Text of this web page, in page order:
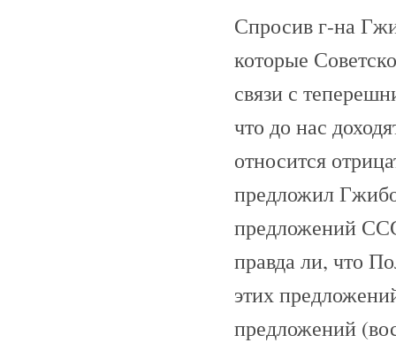
Спросив г-на
которые
связи с
что до нас
относится
предложил
предложений
правда ли, что
этих
предложений